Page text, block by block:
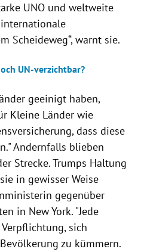
UNO und weltweite
Scheideweg“, warnt sie.
UN-verzichtbar?
geeinigt haben,
Kleine Länder wie
dass diese
Andernfalls blieben
Strecke. Trumps Haltung
in gewisser Weise
gegenüber
in New York. "Jede
sich
zu kümmern.